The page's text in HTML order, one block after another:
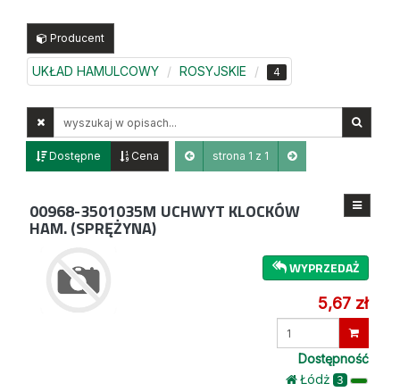
Producent
UKŁAD HAMULCOWY ROSYJSKIE 4
opisach
Dostępne Cena strona 1 z 1
00968-3501035M UCHWYT KLOCKÓW
HAM. (SPRĘŻYNA)
WYPRZEDAŻ
5,67 zł
Dostępność
Łódż 3